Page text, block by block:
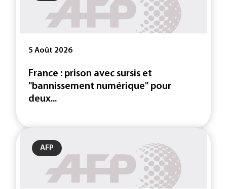
5 Août 2026
France : prison avec sursis et
"bannissement numérique" pour
deux...
AFP